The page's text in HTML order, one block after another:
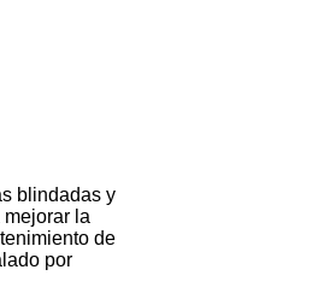
blindadas y
la
de
por